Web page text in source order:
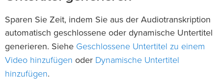
Sparen Sie Zeit, indem Sie aus der Audiotranskription
automatisch geschlossene oder dynamische Untertitel
generieren. Siehe Geschlossene Untertitel zu einem
Video hinzufügen oder Dynamische Untertitel
hinzufügen.